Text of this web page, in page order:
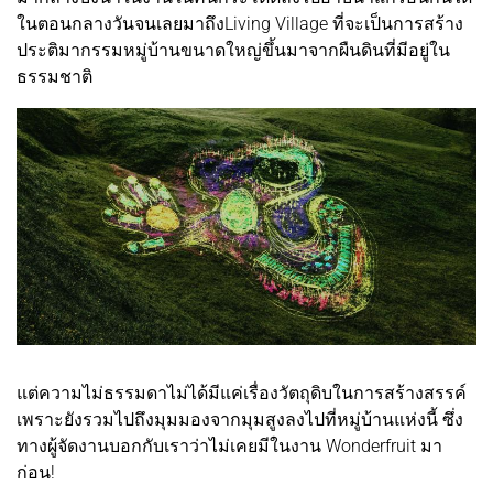
ในตอนกลางวันจนเลยมาถึงLiving Village ที่จะเป็นการสร้าง
ประติมากรรมหมู่บ้านขนาดใหญ่ขึ้นมาจากผืนดินที่มีอยู่ใน
ธรรมชาติ
แต่ความไม่ธรรมดาไม่ได้มีแค่เรื่องวัตถุดิบในการสร้างสรรค์
เพราะยังรวมไปถึงมุมมองจากมุมสูงลงไปที่หมู่บ้านแห่งนี้ ซึ่ง
ทางผู้จัดงานบอกกับเราว่าไม่เคยมีในงาน Wonderfruit มา
ก่อน!